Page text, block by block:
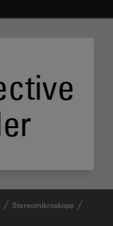
Stereomikroskope